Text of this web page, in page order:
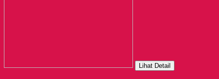
Lihat Detail